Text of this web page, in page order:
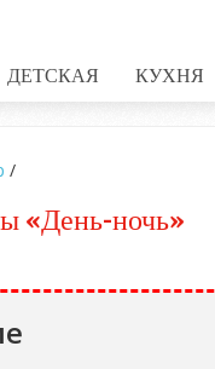
ДЕТСКАЯ КУХНЯ
/
«День-ночь»